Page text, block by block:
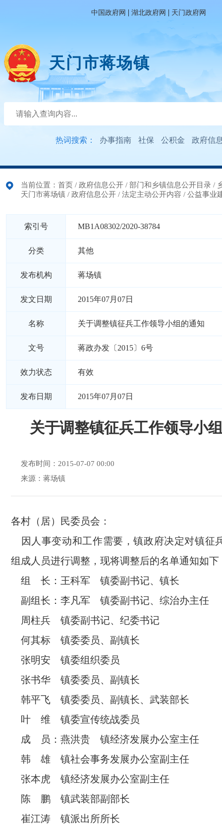
中国政府网 | 湖北政府网 | 天门政府网
天门市蒋场镇
热词搜索： 办事指南 社保 公积金 政府信
当前位置： 首页 / 政府信息公开 / 部门和乡镇信息公开目录 /
天门市蒋场镇 / 政府信息公开 / 法定主动公开内容 / 公益事业
索引号 MB1A08302/2020-38784
分类 其他
发布机构 蒋场镇
发文日期 2015年07月07日
名称 关于调整镇征兵工作领导小组的通知
文号 蒋政办发〔2015〕6号
效力状态 有效
发布日期 2015年07月07日
关于调整镇征兵工作领导小
发布时间：2015-07-07 00:00
来源：蒋场镇
各村（居）民委员会：
因人事变动和工作需要，镇政府决定对镇征
组成人员进行调整，现将调整后的名单通知如下
组 长：王科军 镇委副书记、镇长
副组长：李凡军 镇委副书记、综治办主任
周柱兵 镇委副书记、纪委书记
何其标 镇委委员、副镇长
张明安 镇委组织委员
张书华 镇委委员、副镇长
韩平飞 镇委委员、副镇长、武装部长
叶 维 镇委宣传统战委员
成 员：燕洪贵 镇经济发展办公室主任
韩 雄 镇社会事务发展办公室副主任
张本虎 镇经济发展办公室副主任
陈 鹏 镇武装部副部长
崔江涛 镇派出所所长